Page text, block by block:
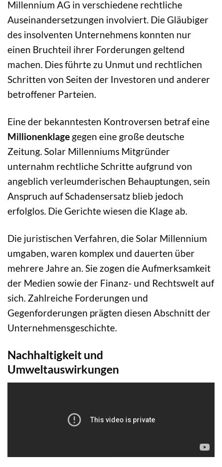
Millennium AG in verschiedene rechtliche
Auseinandersetzungen involviert. Die Gläubiger
des insolventen Unternehmens konnten nur
einen Bruchteil ihrer Forderungen geltend
machen. Dies führte zu Unmut und rechtlichen
Schritten von Seiten der Investoren und anderer
betroffener Parteien.
Eine der bekanntesten Kontroversen betraf eine
Millionenklage gegen eine große deutsche
Zeitung. Solar Millenniums Mitgründer
unternahm rechtliche Schritte aufgrund von
angeblich verleumderischen Behauptungen, sein
Anspruch auf Schadensersatz blieb jedoch
erfolglos. Die Gerichte wiesen die Klage ab.
Die juristischen Verfahren, die Solar Millennium
umgaben, waren komplex und dauerten über
mehrere Jahre an. Sie zogen die Aufmerksamkeit
der Medien sowie der Finanz- und Rechtswelt auf
sich. Zahlreiche Forderungen und
Gegenforderungen prägten diesen Abschnitt der
Unternehmensgeschichte.
Nachhaltigkeit und
Umweltauswirkungen